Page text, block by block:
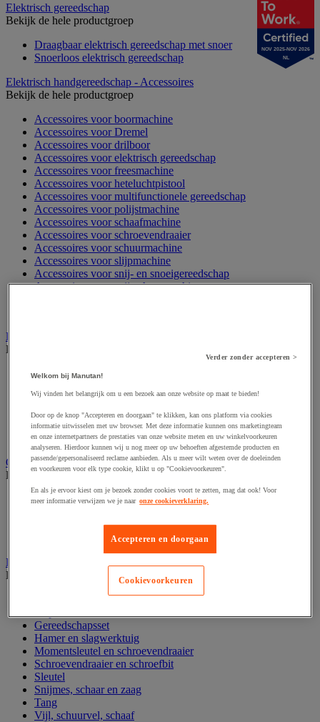
Elektrisch gereedschap
Bekijk de hele productgroep
Draagbaar elektrisch gereedschap met snoer
Snoerloos elektrisch gereedschap
Elektrisch handgereedschap - Accessoires
Bekijk de hele productgroep
Accessoires voor boormachine
Accessoires voor Dremel
Accessoires voor drilboor
Accessoires voor elektrisch gereedschap
Accessoires voor freesmachine
Accessoires voor heteluchtpistool
Accessoires voor multifunctionele gereedschap
Accessoires voor polijstmachine
Accessoires voor schaafmachine
Accessoires voor schroevendraaier
Accessoires voor schuurmachine
Accessoires voor slijpmachine
Accessoires voor snij- en snoeigereedschap
Accessoires voor snij-schuurmachine
Elektrische toebehoren en verlichting
Bekijk de hele productgroep
Accessoires voor elektrisch schakelpaneel
Elektrische kabel
Elektrische uitrusting
Verlengsnoer, stekkerdoos en kapelhaspel
Wandcontactdoos en schakelaar
Gereedschap opbergen
Bekijk de hele productgroep
Assortimentsdoos en gereedschapkoffer
Gereedschapskoffer en versterkte kist
Verrijdbare werktafel
Handgereedschap
Bekijk de hele productgroep
Bankschroef, extractor en klem
Gereedschapsset
Hamer en slagwerktuig
Momentsleutel en schroevendraaier
Schroevendraaier en schroefbit
Sleutel
Snijmes, schaar en zaag
Tang
Vijl, schuurvel, schaaf
NOV 2025-NOV 2026
NL
Verder zonder accepteren >
Welkom bij Manutan!
Wij vinden het belangrijk om u een bezoek aan onze website op maat te bieden!
Door op de knop "Accepteren en doorgaan" te klikken, kan ons platform via cookies
informatie uitwisselen met uw browser. Met deze informatie kunnen ons marketingteam
en onze internetpartners de prestaties van onze website meten en uw winkelvoorkeuren
analyseren. Hierdoor kunnen wij u nog meer op uw behoeften afgestemde producten en
passende/gepersonaliseerd reclame aanbieden. Als u meer wilt weten over de doeleinden
en voorkeuren voor elk type cookie, klikt u op "Cookievoorkeuren".
En als je ervoor kiest om je bezoek zonder cookies voort te zetten, mag dat ook! Voor
meer informatie verwijzen we je naar onze cookieverklaring.
Accepteren en doorgaan
Cookievoorkeuren